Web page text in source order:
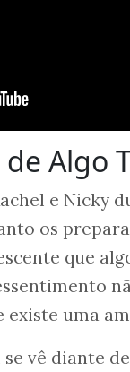
Algo
e Nicky
os
que
existe uma
vê diante